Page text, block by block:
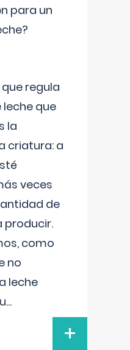
para un
regula
que
la
criatura: a
veces
de
producir.
como
no
leche
...
+